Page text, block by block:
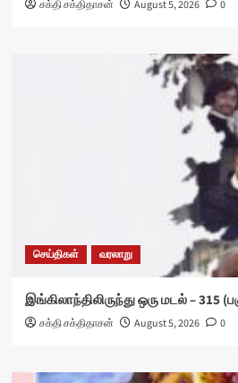
சக்தி சக்திதாசன் August 5, 2026 0
செய்திகள் வரலாறு
இங்கிலாந்திலிருந்து ஒரு மடல் – 315
சக்தி சக்திதாசன் August 5, 2026 0